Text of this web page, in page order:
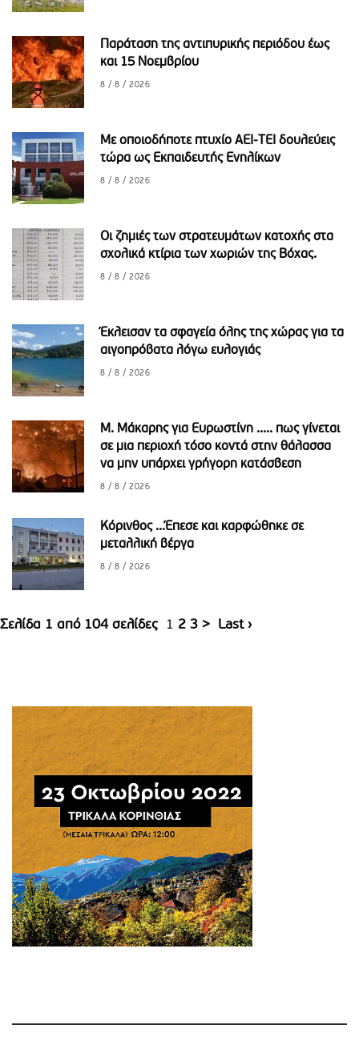
Παράταση της αντιπυρικής περιόδου έως
και 15 Νοεμβρίου
8 / 8 / 2026
Με οποιοδήποτε πτυχίο ΑΕΙ-ΤΕΙ δουλεύεις
τώρα ως Εκπαιδευτής Ενηλίκων
8 / 8 / 2026
Οι ζημιές των στρατευμάτων κατοχής στα
σχολικά κτίρια των χωριών της Βόχας.
8 / 8 / 2026
Έκλεισαν τα σφαγεία όλης της χώρας για τα
αιγοπρόβατα λόγω ευλογιάς
8 / 8 / 2026
M. Mάκαρης για Ευρωστίνη ..... πως γίνεται
σε μια περιοχή τόσο κοντά στην θάλασσα
να μην υπάρχει γρήγορη κατάσβεση
8 / 8 / 2026
Κόρινθος ...Έπεσε και καρφώθηκε σε
μεταλλική βέργα
8 / 8 / 2026
Σελίδα 1 από 104 σελίδες 1 2 3 > Last ›